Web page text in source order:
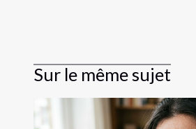
Sur le même sujet